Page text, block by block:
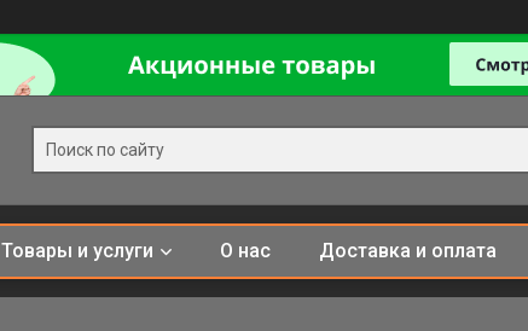
Товары и услуги О нас Доставка и оплата